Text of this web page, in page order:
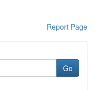
Report Page
Go